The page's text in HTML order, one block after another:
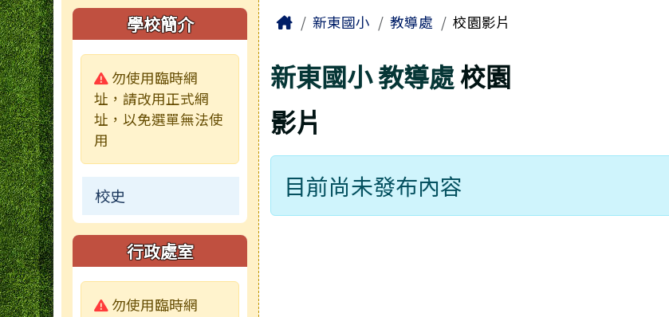
左邊區域內容
學校簡介
警告:
勿使用臨時網
址，請改用正式網
址，以免選單無法使
用
校史
行政處室
警告:
勿使用臨時網
主內容區域
Home新東國小 教導處 校園影片
新東國小教導處校園
影片
目前尚未發布內容
頁尾區域